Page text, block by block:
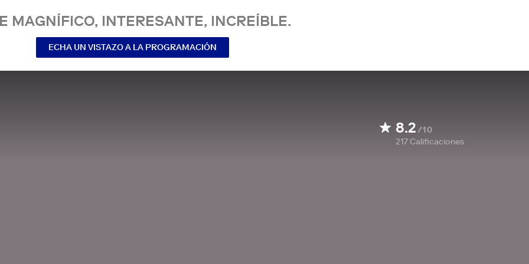
MAGNÍFICO, INTERESANTE, INCREÍBLE.
ECHA UN VISTAZO A LA PROGRAMACIÓN
8.2/10
217Calificaciones